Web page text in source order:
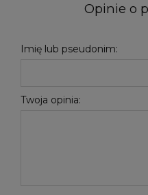
Opinie o
Imię lub pseudonim:
Twoja opinia: